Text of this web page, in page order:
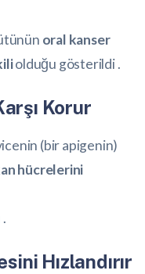
oral kanser
olduğu gösterildi .
Korur
(bir apigenin)
hücrelerini
Hızlandırır